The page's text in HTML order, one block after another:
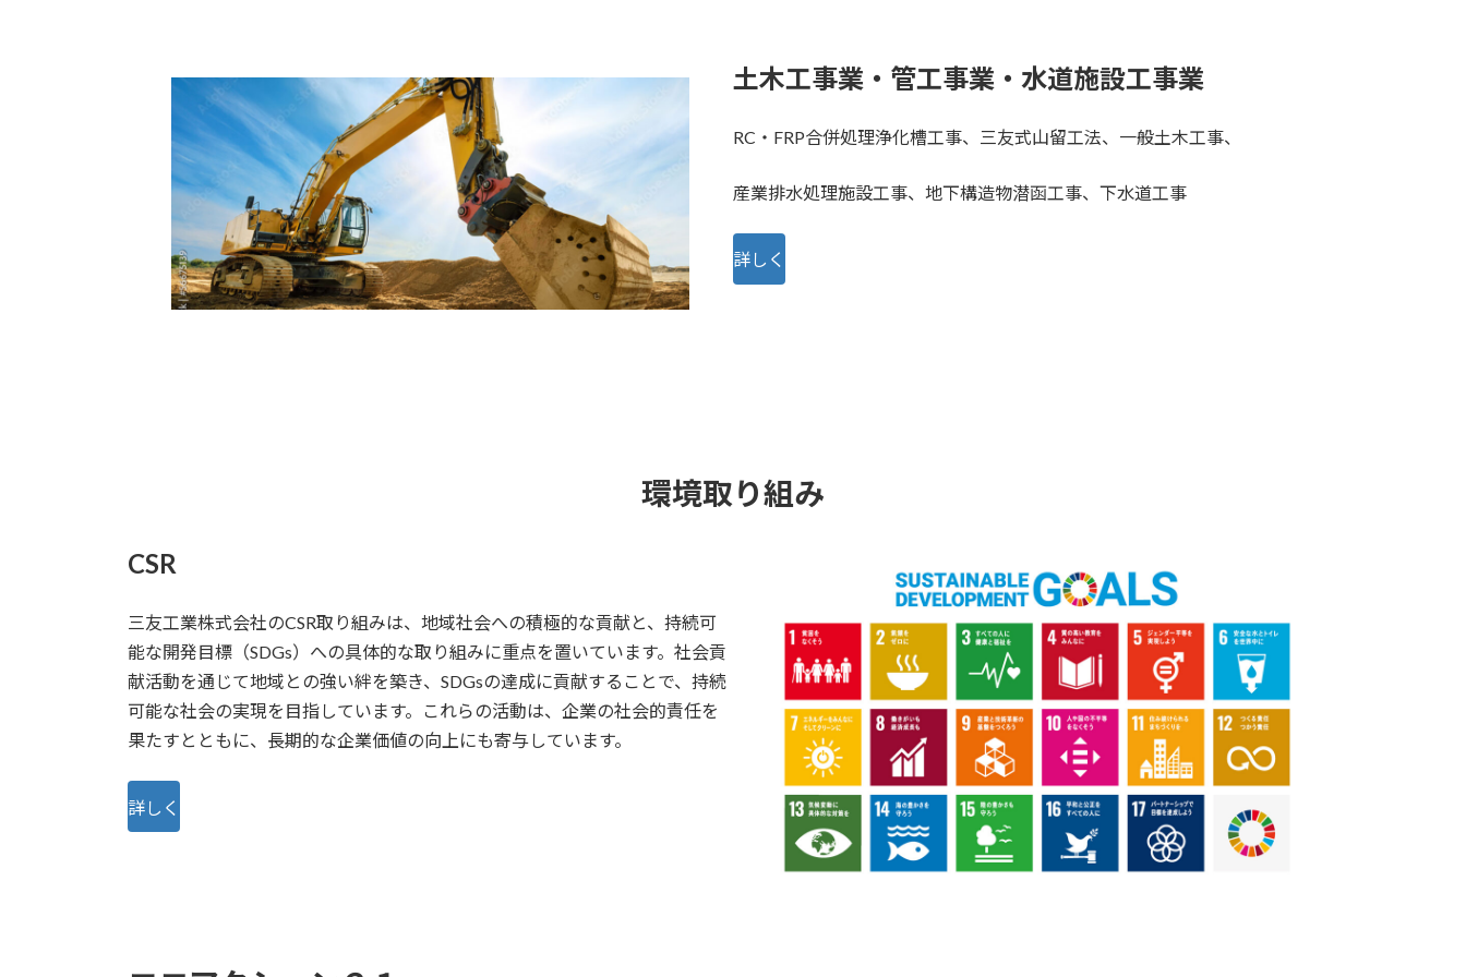
土木工事業・管工事業・水道施設工事業
RC・FRP合併処理浄化槽工事、三友式山留工法、一般土木工事、
産業排水処理施設工事、地下構造物潜函工事、下水道工事
詳しく
環境取り組み
CSR
三友工業株式会社のCSR取り組みは、地域社会への積極的な貢献と、持続可
能な開発目標（SDGs）への具体的な取り組みに重点を置いています。社会貢
献活動を通じて地域との強い絆を築き、SDGsの達成に貢献することで、持続
可能な社会の実現を目指しています。これらの活動は、企業の社会的責任を
果たすとともに、長期的な企業価値の向上にも寄与しています。
詳しく